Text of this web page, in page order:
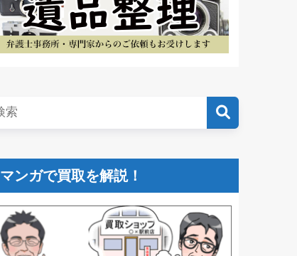
マンガで買取を解説！